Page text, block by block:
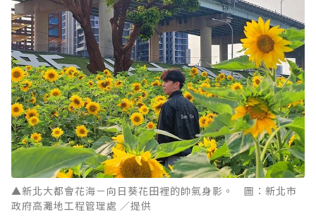
▲新北大都會花海－向日葵花田裡的帥氣身影。 圖：新北市
政府高灘地工程管理處 ／提供